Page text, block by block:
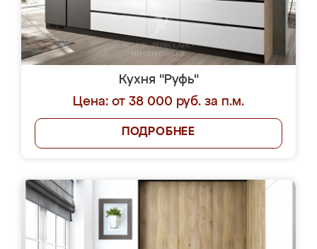
Кухня "Руфь"
Цена: от 38 000 руб. за п.м.
ПОДРОБНЕЕ